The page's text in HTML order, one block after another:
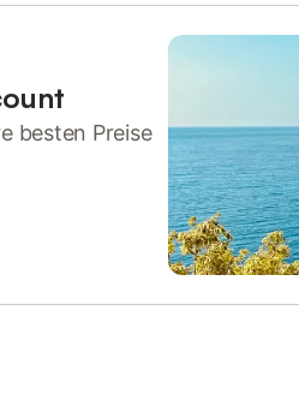
besten Preise